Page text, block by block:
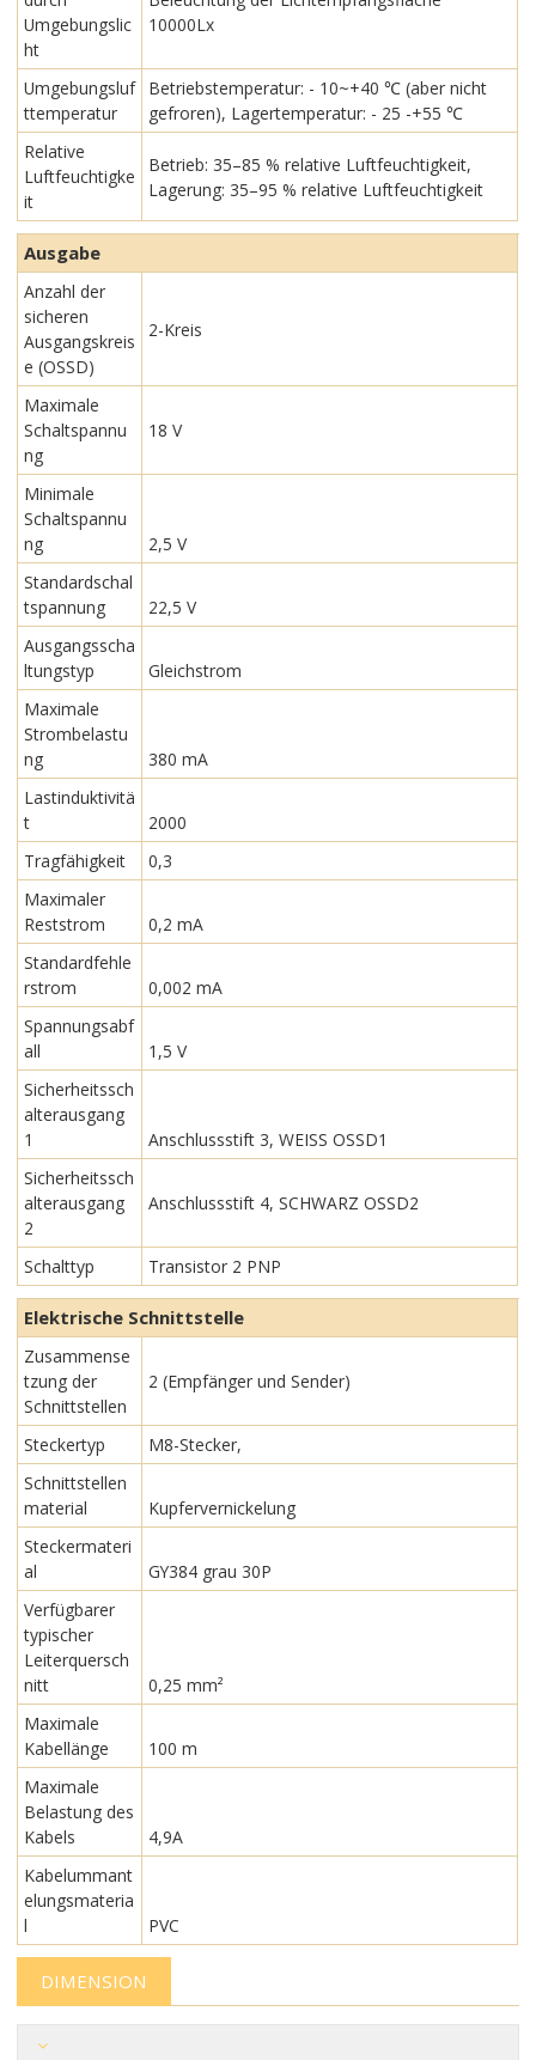
Umgebungslic
ht
10000Lx
Umgebungsluf
ttemperatur
Betriebstemperatur: - 10~+40 ℃ (aber nicht
gefroren), Lagertemperatur: - 25 -+55 ℃
Relative
Luftfeuchtigke
it
Betrieb: 35–85 % relative Luftfeuchtigkeit,
Lagerung: 35–95 % relative Luftfeuchtigkeit
Ausgabe
Anzahl der
sicheren
Ausgangskreis
e (OSSD)
2-Kreis
Maximale
Schaltspannu
ng
18 V
Minimale
Schaltspannu
ng
2,5 V
Standardschal
tspannung
22,5 V
Ausgangsscha
ltungstyp
Gleichstrom
Maximale
Strombelastu
ng
380 mA
Lastinduktivitä
t
2000
Tragfähigkeit
0,3
Maximaler
Reststrom
0,2 mA
Standardfehle
rstrom
0,002 mA
Spannungsabf
all
1,5 V
Sicherheitssch
alterausgang
1
Anschlussstift 3, WEISS OSSD1
Sicherheitssch
alterausgang
2
Anschlussstift 4, SCHWARZ OSSD2
Schalttyp Transistor 2 PNP
Elektrische Schnittstelle
Zusammense
tzung der
Schnittstellen
2 (Empfänger und Sender)
Steckertyp
M8-Stecker,
Schnittstellen
material
Kupfervernickelung
Steckermateri
al
GY384 grau 30P
Verfügbarer
typischer
Leiterquersch
nitt
0,25 mm²
Maximale
Kabellänge
100 m
Maximale
Belastung des
Kabels
4,9A
Kabelummant
elungsmateria
l
PVC
DIMENSION